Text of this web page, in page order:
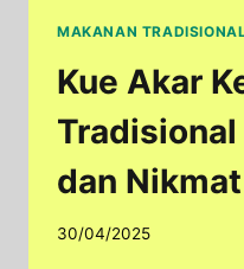
MAKANAN
Kue Akar
Tradisional
dan Nikmat
30/04/2025